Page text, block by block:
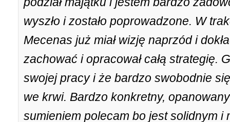
wyszło i zostało poprowadzone. W
Mecenas już miał wizję naprzód i
zachować i opracował całą strategię.
swojej pracy i że bardzo swobodnie
we krwi. Bardzo konkretny,
sumieniem polecam bo jest solidnym i